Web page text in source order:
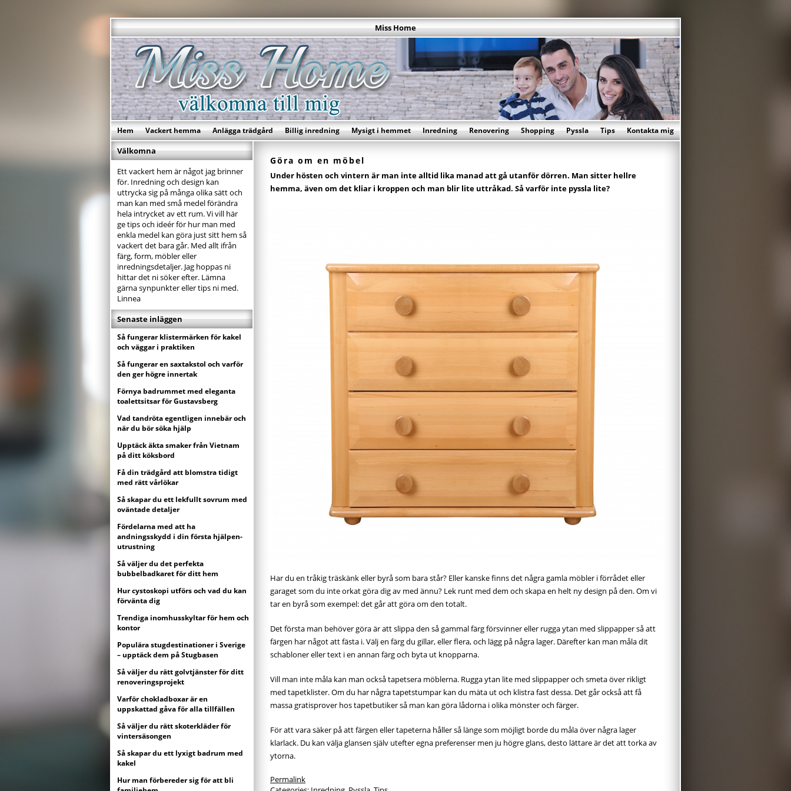
Miss Home
Hem Vackert hemma Anlägga trädgård Billig inredning Mysigt i hemmet Inredning Renovering Shopping Pyssla Tips Kontakta mig
Göra om en möbel
Under hösten och vintern är man inte alltid lika manad att gå utanför dörren. Man sitter hellre
hemma, även om det kliar i kroppen och man blir lite uttråkad. Så varför inte pyssla lite?
Har du en tråkig träskänk eller byrå som bara står? Eller kanske finns det några gamla möbler i förrådet eller
garaget som du inte orkat göra dig av med ännu? Lek runt med dem och skapa en helt ny design på den. Om vi
tar en byrå som exempel: det går att göra om den totalt.
Det första man behöver göra är att slippa den så gammal färg försvinner eller rugga ytan med slippapper så att
färgen har något att fästa i. Välj en färg du gillar, eller flera, och lägg på några lager. Därefter kan man måla dit
schabloner eller text i en annan färg och byta ut knopparna.
Vill man inte måla kan man också tapetsera möblerna. Rugga ytan lite med slippapper och smeta över rikligt
med tapetklister. Om du har några tapetstumpar kan du mäta ut och klistra fast dessa. Det går också att få
massa gratisprover hos tapetbutiker så man kan göra lådorna i olika mönster och färger.
För att vara säker på att färgen eller tapeterna håller så länge som möjligt borde du måla över några lager
klarlack. Du kan välja glansen själv utefter egna preferenser men ju högre glans, desto lättare är det att torka av
ytorna.
Permalink
Välkomna
Ett vackert hem är något jag brinner
för. Inredning och design kan
uttrycka sig på många olika sätt och
man kan med små medel förändra
hela intrycket av ett rum. Vi vill här
ge tips och ideér för hur man med
enkla medel kan göra just sitt hem så
vackert det bara går. Med allt ifrån
färg, form, möbler eller
inredningsdetaljer. Jag hoppas ni
hittar det ni söker efter. Lämna
gärna synpunkter eller tips ni med.
Linnea
Senaste inläggen
Så fungerar klistermärken för kakel
och väggar i praktiken
Så fungerar en saxtakstol och varför
den ger högre innertak
Förnya badrummet med eleganta
toalettsitsar för Gustavsberg
Vad tandröta egentligen innebär och
när du bör söka hjälp
Upptäck äkta smaker från Vietnam
på ditt köksbord
Få din trädgård att blomstra tidigt
med rätt vårlökar
Så skapar du ett lekfullt sovrum med
oväntade detaljer
Fördelarna med att ha
andningsskydd i din första hjälpen-
utrustning
Så väljer du det perfekta
bubbelbadkaret för ditt hem
Hur cystoskopi utförs och vad du kan
förvänta dig
Trendiga inomhusskyltar för hem och
kontor
Populära stugdestinationer i Sverige
– upptäck dem på Stugbasen
Så väljer du rätt golvtjänster för ditt
renoveringsprojekt
Varför chokladboxar är en
uppskattad gåva för alla tillfällen
Så väljer du rätt skoterkläder för
vintersäsongen
Så skapar du ett lyxigt badrum med
kakel
Hur man förbereder sig för att bli